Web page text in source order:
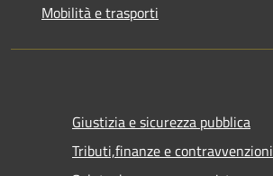
Mobilità e trasporti
Giustizia e sicurezza pubblica
Tributi,finanze e contravvenzioni